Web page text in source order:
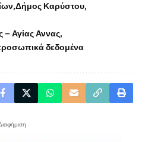
Δήμος Καρύστου
– Αγίας Αννας
δεδομένα
-